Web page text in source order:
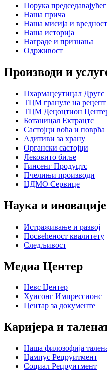
Порука председавајућег
Наша прича
Наша мисија и
Наша историја
Награде и признања
Одрживост
Производи и
Пхармацеутицал Другс
ТЦМ грануле на рецепт
ТЦМ Децоцтион
Ботаницал Ектрацтс
Састојци воћа и поврћа
Адитиви за храну
Органски састојци
Лековито биље
Гинсенг Продуцтс
Пчелињи производи
ЦДМО Сервице
Наука и иновације
Истраживање и развој
Посвећеност квалитету
Следљивост
Медиа Центер
Невс Центер
Хуисонг Импрессионс
Центар за документе
Каријера и
Наша филозофија
Цампус Рецруитмент
Социал Рецруитмент